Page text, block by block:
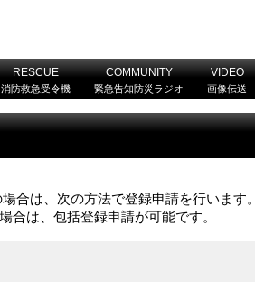
合は、次の方法で登録申請を行います。
合は、包括登録申請が可能です。
RESCUE
消防救急受令機
COMMUNITY
緊急告知防災ラジオ
VIDEO
画像伝送